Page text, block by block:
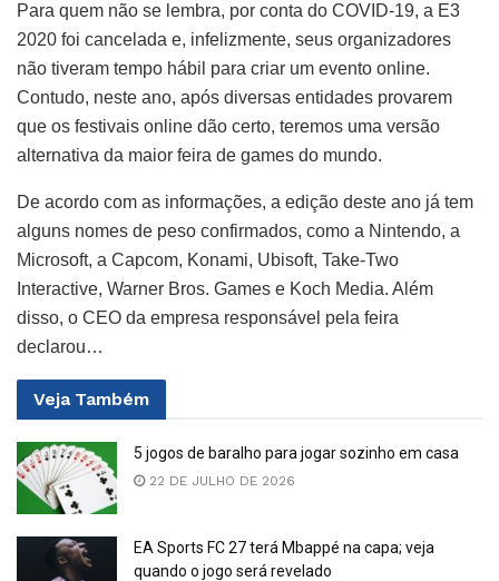
Para quem não se lembra, por conta do COVID-19, a E3
2020 foi cancelada e, infelizmente, seus organizadores
não tiveram tempo hábil para criar um evento online.
Contudo, neste ano, após diversas entidades provarem
que os festivais online dão certo, teremos uma versão
alternativa da maior feira de games do mundo.
De acordo com as informações, a edição deste ano já tem
alguns nomes de peso confirmados, como a Nintendo, a
Microsoft, a Capcom, Konami, Ubisoft, Take-Two
Interactive, Warner Bros. Games e Koch Media. Além
disso, o CEO da empresa responsável pela feira
declarou…
Veja Também
5 jogos de baralho para jogar sozinho em casa
22 DE JULHO DE 2026
EA Sports FC 27 terá Mbappé na capa; veja
quando o jogo será revelado